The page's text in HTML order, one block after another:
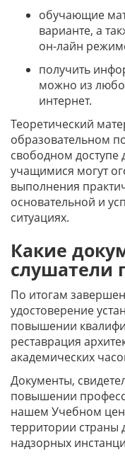
обучающие
варианте, а
он-лайн
получить
можно из
интернет.
Теоретический
образовательном
свободном доступе
учащимися могут
выполнения
основательной и
ситуациях.
Какие
слушатели
По итогам
удостоверение
повышении
реставрация
академических
Документы,
повышении
нашем Учебном
территории страны
надзорных